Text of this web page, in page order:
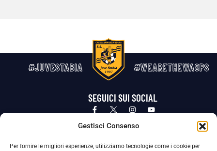
Gestisci Consenso
Per fornire le migliori esperienze, utilizziamo tecnologie come i cookie per
#JUVESTABIA #WEARETHEWASPS
SEGUICI SUI SOCIAL
Privacy Policy Cookie Policy
La Società ha nominato il Responsabile della Protezione dei Dati Personali (DPO), figura specializzata che vigila sulle modalità